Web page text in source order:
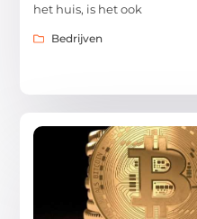
het huis, is het ook
Bedrijven